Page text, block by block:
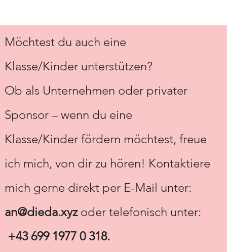
Möchtest du auch eine
Klasse/Kinder unterstützen?
Ob als Unternehmen oder privater
Sponsor – wenn du eine
Klasse/Kinder fördern möchtest, freue
ich mich, von dir zu hören! Kontaktiere
mich gerne direkt per E-Mail unter:
an@dieda.xyzoder telefonisch unter:
+43 699 1977 0 318.